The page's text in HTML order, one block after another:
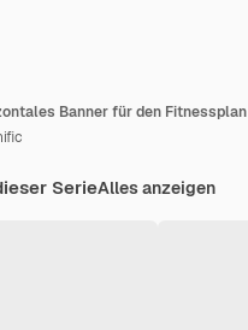
Banner für den Fitnessplan
SerieAlles anzeigen